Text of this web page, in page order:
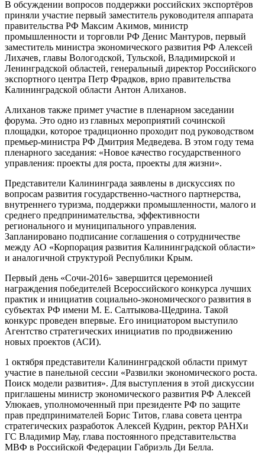
В обсуждении вопросов поддержки российских экспортёров
приняли участие первый заместитель руководителя аппарата
правительства РФ Максим Акимов, министр
промышленности и торговли РФ Денис Мантуров, первый
заместитель министра экономического развития РФ Алексей
Лихачев, главы Вологодской, Тульской, Владимирской и
Ленинградской областей, генеральный директор Российского
экспортного центра Петр Фрадков, врио правительства
Калининградской области Антон Алиханов.
Алиханов также примет участие в пленарном заседании
форума. Это одно из главных мероприятий сочинской
площадки, которое традиционно проходит под руководством
премьер-министра РФ Дмитрия Медведева. В этом году тема
пленарного заседания: «Новое качество государственного
управления: проекты для роста, проекты для жизни».
Представители Калининграда заявлены в дискуссиях по
вопросам развития государственно-частного партнерства,
внутреннего туризма, поддержки промышленности, малого и
среднего предпринимательства, эффективности
регионального и муниципального управления.
Запланировано подписание соглашения о сотрудничестве
между АО «Корпорация развития Калининградской области»
и аналогичной структурой Республики Крым.
Первый день «Сочи-2016» завершится церемонией
награждения победителей Всероссийского конкурса лучших
практик и инициатив социально-экономического развития в
субъектах РФ имени М. Е. Салтыкова-Щедрина. Такой
конкурс проведен впервые. Его инициатором выступило
Агентство стратегических инициатив по продвижению
новых проектов (АСИ).
1 октября представители Калининградской области примут
участие в панельной сессии «Развилки экономического роста.
Поиск модели развития». Для выступления в этой дискуссии
приглашены министр экономического развития РФ Алексей
Улюкаев, уполномоченный при президенте РФ по защите
прав предпринимателей Борис Титов, глава совета центра
стратегических разработок Алексей Кудрин, ректор РАНХи
ГС Владимир Мау, глава постоянного представительства
МВФ в Российской Федерации Габриэль Ди Белла.